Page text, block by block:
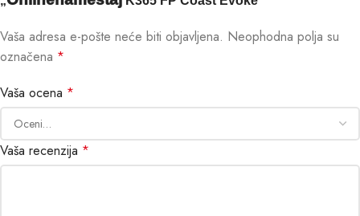
Vaša adresa e-pošte neće biti objavljena. Neophodna polja su
označena *
Vaša ocena *
Vaša recenzija *